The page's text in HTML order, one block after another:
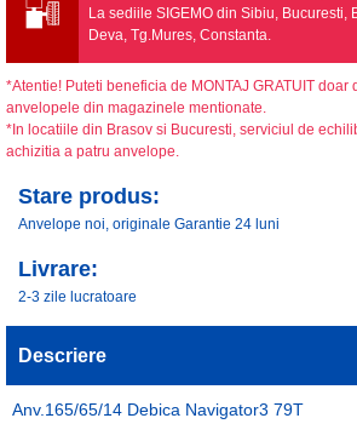
La sediile SIGEMO din Sibiu, Bucuresti,
Deva, Tg.Mures, Constanta.
*Atentie! Puteti beneficia de MONTAJ GRATUIT
anvelopele din magazinele mentionate.
*In locatiile din Brasov si Bucuresti, serviciul de
achizitia a patru anvelope.
Stare produs:
Anvelope noi, originale Garantie 24 luni
Livrare:
2-3 zile lucratoare
Descriere
Anv.165/65/14 Debica Navigator3 79T